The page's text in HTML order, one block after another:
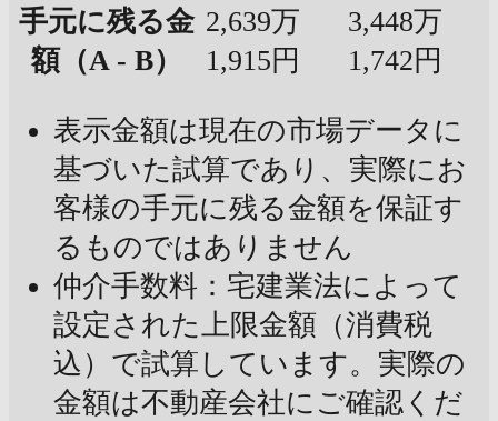
手元に残る金
額（A - B）
2,639万
1,915円
3,448万
1,742円
表示金額は現在の市場データに
基づいた試算であり、実際にお
客様の手元に残る金額を保証す
るものではありません
仲介手数料：宅建業法によって
設定された上限金額（消費税
込）で試算しています。実際の
金額は不動産会社にご確認くだ